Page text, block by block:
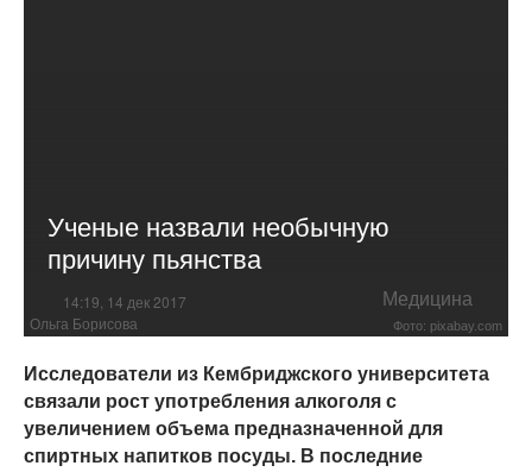
Ученые назвали необычную
причину пьянства
14:19, 14 дек 2017 Медицина
Ольга Борисова Фото: pixabay.com
Исследователи из Кембриджского университета
связали рост употребления алкоголя с
увеличением объема предназначенной для
спиртных напитков посуды. В последние